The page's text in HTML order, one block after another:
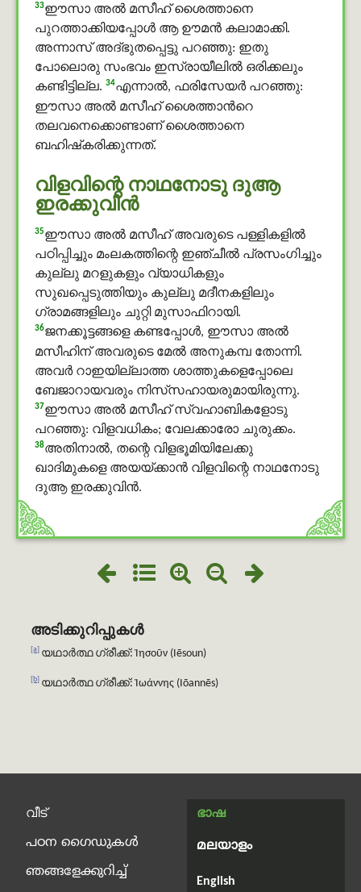
33ഈസാ അൽ മസീഹ് ശൈത്താനെ
പുറത്താക്കിയപ്പോള്‍ ആ ഊമന്‍ കലാമാക്കി.
അന്നാസ് അദ്ഭുതപ്പെട്ടു പറഞ്ഞു: ഇതു
പോലൊരു സംഭവം ഇസ്രായീലില്‍ ഒരിക്കലും
കണ്ടിട്ടില്ല. 34എന്നാല്‍, ഫരിസേയര്‍ പറഞ്ഞു:
ഈസാ അൽ മസീഹ് ശൈത്താൻറെ
തലവനെക്കൊണ്ടാണ് ശൈത്താനെ
ബഹിഷ്‌കരിക്കുന്നത്.
വിളവിന്റെ നാഥനോടു ദുആ
ഇരക്കുവിന്‍
35ഈസാ അൽ മസീഹ് അവരുടെ പള്ളികളില്‍
പഠിപ്പിച്ചും മംലകത്തിന്റെ ഇഞ്ചീൽ പ്രസംഗിച്ചും
കുല്ലു മറളുകളും വ്യാധികളും
സുഖപ്പെടുത്തിയും കുല്ലു മദീനകളിലും
ഗ്രാമങ്ങളിലും ചുറ്റി മുസാഫിറായി.
36ജനക്കൂട്ടങ്ങളെ കണ്ടപ്പോള്‍, ഈസാ അൽ
മസീഹിന് അവരുടെ മേല്‍ അനുകമ്പ തോന്നി.
അവര്‍ റാഇയില്ലാത്ത ശാത്തുകളെപ്പോലെ
ബേജാറായവരും നിസ്‌സഹായരുമായിരുന്നു.
37ഈസാ അൽ മസീഹ് സ്വഹാബികളോടു
പറഞ്ഞു: വിളവധികം; വേലക്കാരോ ചുരുക്കം.
38അതിനാല്‍, തന്റെ വിളഭൂമിയിലേക്കു
ഖാദിമുകളെ അയയ്ക്കാന്‍ വിളവിന്റെ നാഥനോടു
ദുആ ഇരക്കുവിൻ.
അടിക്കുറിപ്പുകൾ
[a] യഥാർത്ഥ ഗ്രീക്ക്: Ἰησοῦν (Iēsoun)
[b] യഥാർത്ഥ ഗ്രീക്ക്: Ἰωάννης (Iōannēs)
വീട്
പഠന ഗൈഡുകൾ
ഞങ്ങളേക്കുറിച്ച്
ഭാഷ
മലയാളം
English